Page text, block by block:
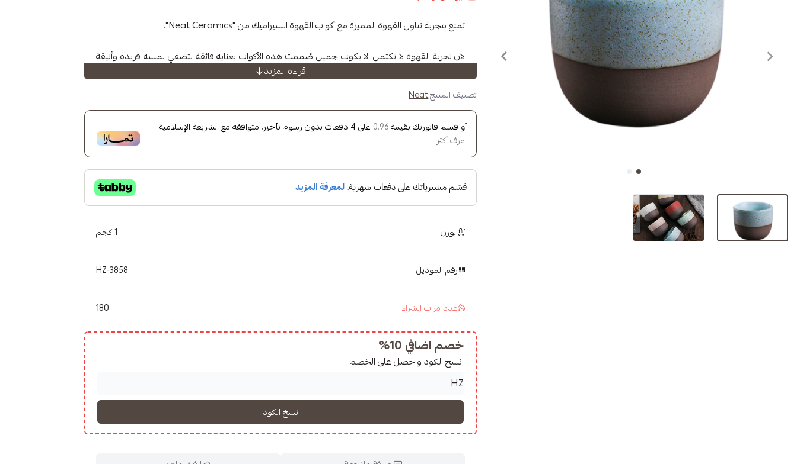
تمتع بتجربة تناول القهوة المميزة مع أكواب القهوة السيراميك من "Neat Ceramics".
لان تجربة القهوة لا تكتمل الا بكوب جميل صُممت هذه الأكواب بعناية فائقة لتضفي لمسة فريدة وأنيقة
بحجم سعة 150 مل تلبي احتياجاتك المخصصة والفردية للاستمتاع بشرب قهوتك المفضلة.
انطلق في رحلة المذاق والجودة العالية مع تصاميم أكواب القهوة هذه من "Neat Ceramics
قراءة المزيد
تصنيف المنتج:Neat
أو قسم فاتورتك بقيمة0.96 على4 دفعات بدون رسوم تأخير، متوافقة مع الشريعة الإسلامية
اعرف أكثر
الوزن 1 كجم
رقم الموديل HZ-3858
عدد مرات الشراء 180
خصم اضافي 10%
انسخ الكود واحصل على الخصم